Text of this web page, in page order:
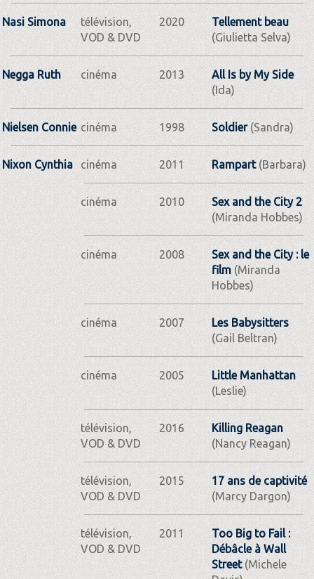
Nasi Simona
télévision,
VOD & DVD
2020
Tellement beau
(Giulietta Selva)
Negga Ruth cinéma 2013
All Is by My Side
(Ida)
Nielsen Connie cinéma 1998 Soldier(Sandra)
Nixon Cynthia cinéma 2011 Rampart(Barbara)
cinéma 2010
Sex and the City 2
(Miranda Hobbes)
cinéma 2008
Sex and the City : le
film(Miranda
Hobbes)
cinéma 2007
Les Babysitters
(Gail Beltran)
cinéma 2005
Little Manhattan
(Leslie)
télévision,
VOD & DVD
2016
Killing Reagan
(Nancy Reagan)
télévision,
VOD & DVD
2015
17 ans de captivité
(Marcy Dargon)
télévision,
VOD & DVD
2011
Too Big to Fail :
Débâcle à Wall
Street(Michele